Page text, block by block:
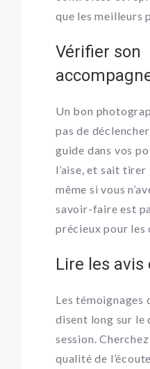
que les meilleurs
Vérifier son
Un bon
pas de
guide dans vos
l’aise, et sait
même si vous
savoir-faire est
précieux pour les
Lire les avis
Les témoignages
disent long sur le
session.
qualité de